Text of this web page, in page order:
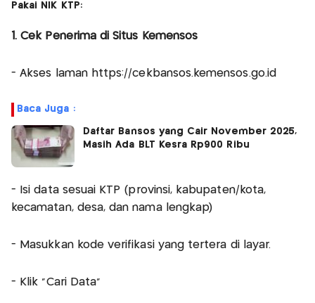
Pakai NIK KTP:
1. Cek Penerima di Situs Kemensos
- Akses laman https://cekbansos.kemensos.go.id
Baca Juga :
Daftar Bansos yang Cair November 2025,
Masih Ada BLT Kesra Rp900 Ribu
- Isi data sesuai KTP (provinsi, kabupaten/kota,
kecamatan, desa, dan nama lengkap)
- Masukkan kode verifikasi yang tertera di layar.
- Klik “Cari Data”